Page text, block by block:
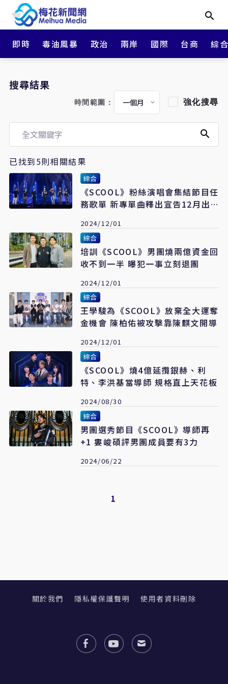
即時 毒油風暴 政治 兩岸 國際 台商 綜
搜尋結果
時間範圍： 強化搜尋
已找到5則相關結果
綜合
《SCOOL》粉絲演唱會集結節目任
務歌單 新專單曲釋出宣告12月出
2024/12/01
綜合
培訓《SCOOL》男團燒兩億資金回
收不到一半 曝犯一事立刻退團
2024/12/01
綜合
王學駿為《SCOOL》放棄全大運奪
金機會 陳柏佑被攻擊靠陳麒文開導
2024/12/01
綜合
《SCOOL》燒4億延攬銀赫、利
特、李洪基當導師 規格直上天花板
2024/08/30
綜合
男團選秀節目《SCOOL》導師再
+1 婁峻碩評男團成員要有3力
2024/06/22
1
關於我們 隱私權保護聲明 使用者資料刪除